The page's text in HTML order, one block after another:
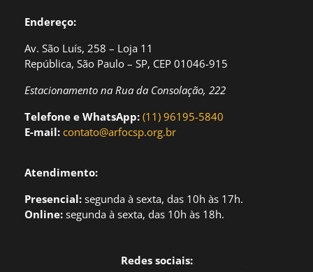
Endereço:
Av. São Luís, 258 – Loja 11
República, São Paulo – SP, CEP 01046-915
Estacionamento na Rua da Consolação, 222
Telefone e WhatsApp: (11) 96195-5840
E-mail: contato@arfocsp.org.br
Atendimento:
Presencial: segunda à sexta, das 10h às 17h.
Online: segunda à sexta, das 10h às 18h.
Redes sociais: